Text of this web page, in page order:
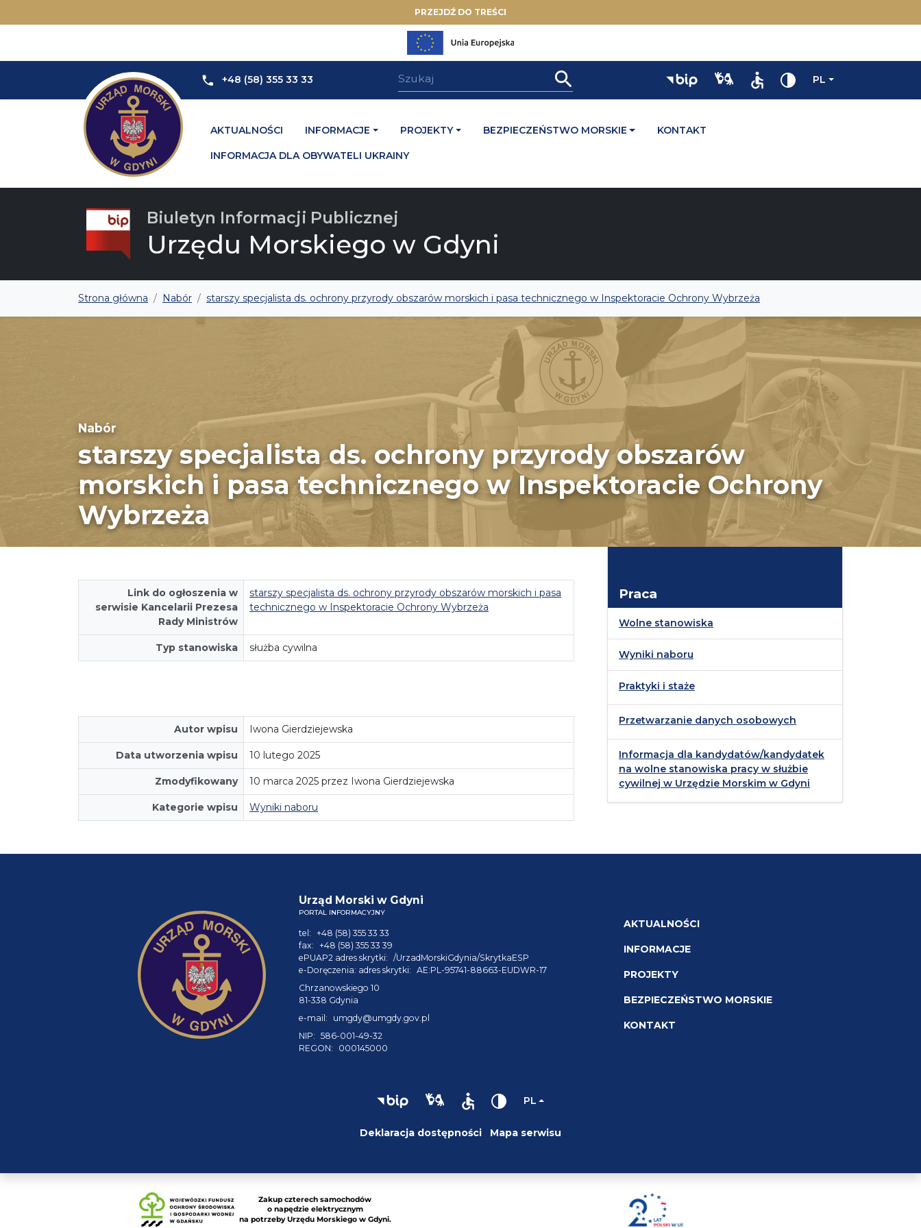
PRZEJDŹ DO TREŚCI
+48 (58) 355 33 33 PL
AKTUALNOŚCI INFORMACJE PROJEKTY BEZPIECZEŃSTWO MORSKIE KONTAKT
INFORMACJA DLA OBYWATELI UKRAINY
Biuletyn Informacji Publicznej
Urzędu Morskiego w Gdyni
Strona główna Nabór starszy specjalista ds. ochrony przyrody obszarów morskich i pasa technicznego w Inspektoracie Ochrony Wybrzeża
Nabór
starszy specjalista ds. ochrony przyrody obszarów
morskich i pasa technicznego w Inspektoracie Ochrony
Wybrzeża
Link do ogłoszenia w
serwisie Kancelarii Prezesa
Rady Ministrów
starszy specjalista ds. ochrony przyrody obszarów morskich i pasa
technicznego w Inspektoracie Ochrony Wybrzeża
Typ stanowiska służba cywilna
Autor wpisu Iwona Gierdziejewska
Data utworzenia wpisu 10 lutego 2025
Zmodyfikowany 10 marca 2025 przez Iwona Gierdziejewska
Kategorie wpisu Wyniki naboru
Praca
Wolne stanowiska
Wyniki naboru
Praktyki i staże
Przetwarzanie danych osobowych
Informacja dla kandydatów/kandydatek
na wolne stanowiska pracy w służbie
cywilnej w Urzędzie Morskim w Gdyni
Urząd Morski w Gdyni
PORTAL INFORMACYJNY
tel: +48 (58) 355 33 33
fax: +48 (58) 355 33 39
ePUAP2 adres skrytki: /UrzadMorskiGdynia/SkrytkaESP
e-Doręczenia: adres skrytki: AE:PL-95741-88663-EUDWR-17
Chrzanowskiego 10
81-338 Gdynia
e-mail:
umgdy@umgdy.gov.pl
NIP: 586-001-49-32
REGON:
000145000
AKTUALNOŚCI
INFORMACJE
PROJEKTY
BEZPIECZEŃSTWO MORSKIE
KONTAKT
PL
Deklaracja dostępności Mapa serwisu